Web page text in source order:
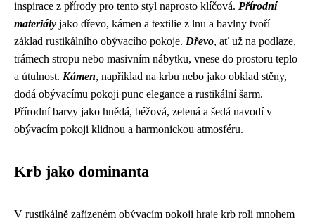
inspirace z přírody pro tento styl naprosto klíčová. Přírodní
materiály jako dřevo, kámen a textilie z lnu a bavlny tvoří
základ rustikálního obývacího pokoje. Dřevo, ať už na podlaze,
trámech stropu nebo masivním nábytku, vnese do prostoru teplo
a útulnost. Kámen, například na krbu nebo jako obklad stěny,
dodá obývacímu pokoji punc elegance a rustikální šarm.
Přírodní barvy jako hnědá, béžová, zelená a šedá navodí v
obývacím pokoji klidnou a harmonickou atmosféru.
Krb jako dominanta
V rustikálně zařízeném obývacím pokoji hraje krb roli mnohem